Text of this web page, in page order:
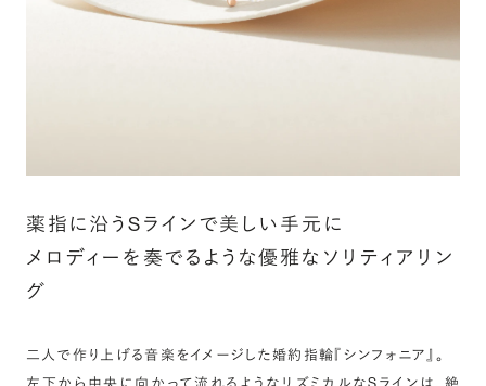
薬指に沿うSラインで美しい手元に
メロディーを奏でるような優雅なソリティアリン
グ
二人で作り上げる音楽をイメージした婚約指輪『シンフォニア』。